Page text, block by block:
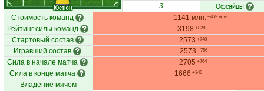
Юстюн 3 Офсайды
Стоимость команд 1141 млн. +459 млн.
Рейтинг силы команд 3198 +828
Стартовый состав 2573 +740
Игравший состав 2573 +756
Сила в начале матча 2705 +764
Сила в конце матча 1666 +346
Владение мячом